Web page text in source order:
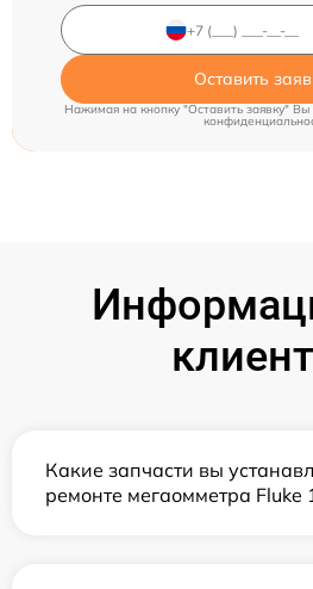
Оставить
Нажимая на кнопку "Оставить заявку"
Какие запчасти вы
ремонте мегаомметра Fluke